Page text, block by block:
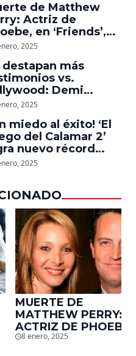
de Matthew
Actriz de
en ‘Friends’,
un emotivo
2025
destapan más
vs.
Demi
protagonista de
que le hizo la
a su cuerpo
2025
miedo al éxito! ‘El
del Calamar 2’
nuevo récord
en tan solo 11
2025
MUERTE DE
MATTHEW PERRY:
ACTRIZ DE PHOEBE,
EN ‘FRIENDS’,
8 enero, 2025